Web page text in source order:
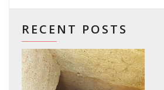
RECENT POSTS